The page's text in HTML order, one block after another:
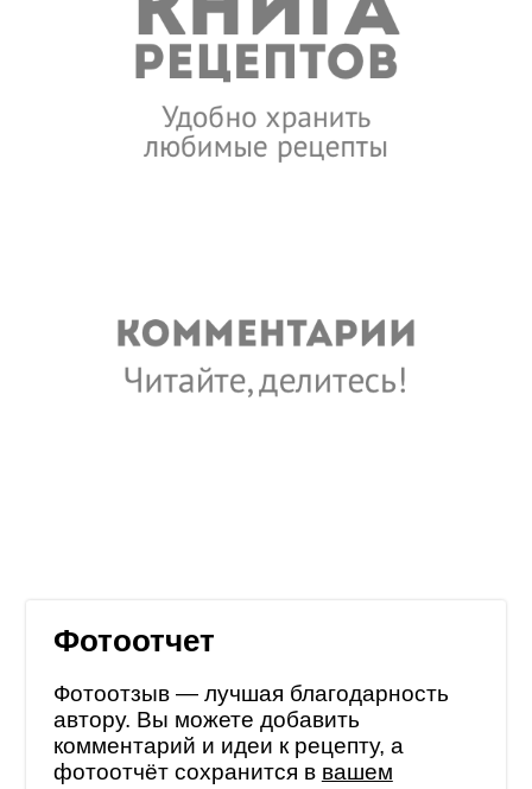
Фотоотчет
Фотоотзыв — лучшая благодарность
автору. Вы можете добавить
комментарий и идеи к рецепту, а
фотоотчёт сохранится в вашем